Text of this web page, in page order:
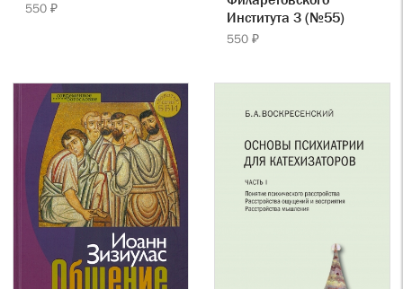
550 ₽
Института 3 (№55)
550 ₽